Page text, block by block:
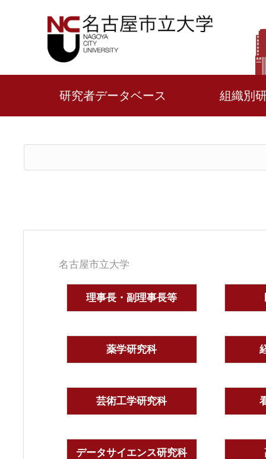
研究者データベース 組織別
名古屋市立大学
理事長・副理事長等
薬学研究科
芸術工学研究科
データサイエンス研究科